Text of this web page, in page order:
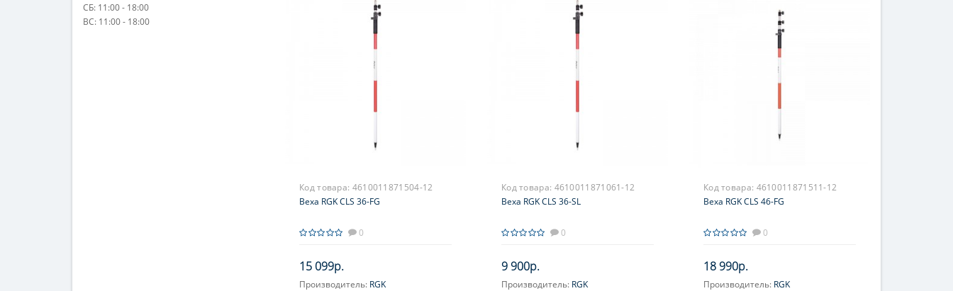
СБ: 11:00 - 18:00
ВС: 11:00 - 18:00
Код товара: 4610011871504-12
Веха RGK CLS 36-FG
0
15 099р.
Производитель: RGK
Код товара: 4610011871061-12
Веха RGK CLS 36-SL
0
9 900р.
Производитель: RGK
Код товара: 4610011871511-12
Веха RGK CLS 46-FG
0
18 990р.
Производитель: RGK